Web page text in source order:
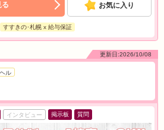
る お気に入り
すすきの･札幌 x 給与保証
更新日:2026/10/08
ル
インタビュー 掲示板 質問